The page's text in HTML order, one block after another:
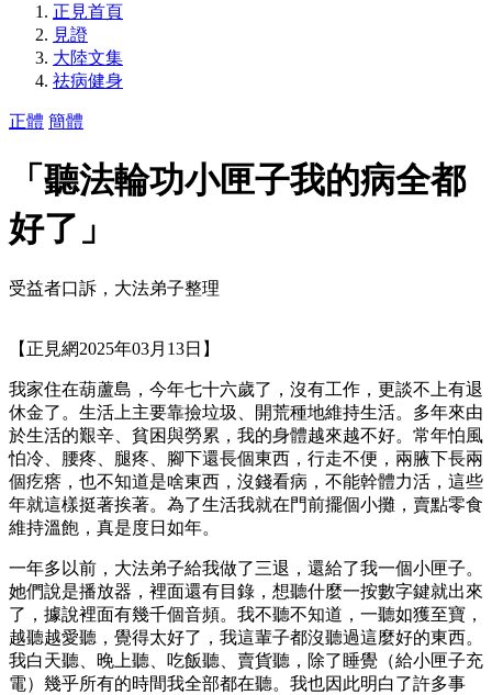
正見首頁
見證
大陸文集
祛病健身
正體 簡體
「聽法輪功小匣子我的病全都
好了」
受益者口訴，大法弟子整理
【正見網2025年03月13日】
我家住在葫蘆島，今年七十六歲了，沒有工作，更談不上有退
休金了。生活上主要靠撿垃圾、開荒種地維持生活。多年來由
於生活的艱辛、貧困與勞累，我的身體越來越不好。常年怕風
怕冷、腰疼、腿疼、腳下還長個東西，行走不便，兩腋下長兩
個疙瘩，也不知道是啥東西，沒錢看病，不能幹體力活，這些
年就這樣挺著挨著。為了生活我就在門前擺個小攤，賣點零食
維持溫飽，真是度日如年。
一年多以前，大法弟子給我做了三退，還給了我一個小匣子。
她們說是播放器，裡面還有目錄，想聽什麼一按數字鍵就出來
了，據說裡面有幾千個音頻。我不聽不知道，一聽如獲至寶，
越聽越愛聽，覺得太好了，我這輩子都沒聽過這麼好的東西。
我白天聽、晚上聽、吃飯聽、賣貨聽，除了睡覺（給小匣子充
電）幾乎所有的時間我全部都在聽。我也因此明白了許多事